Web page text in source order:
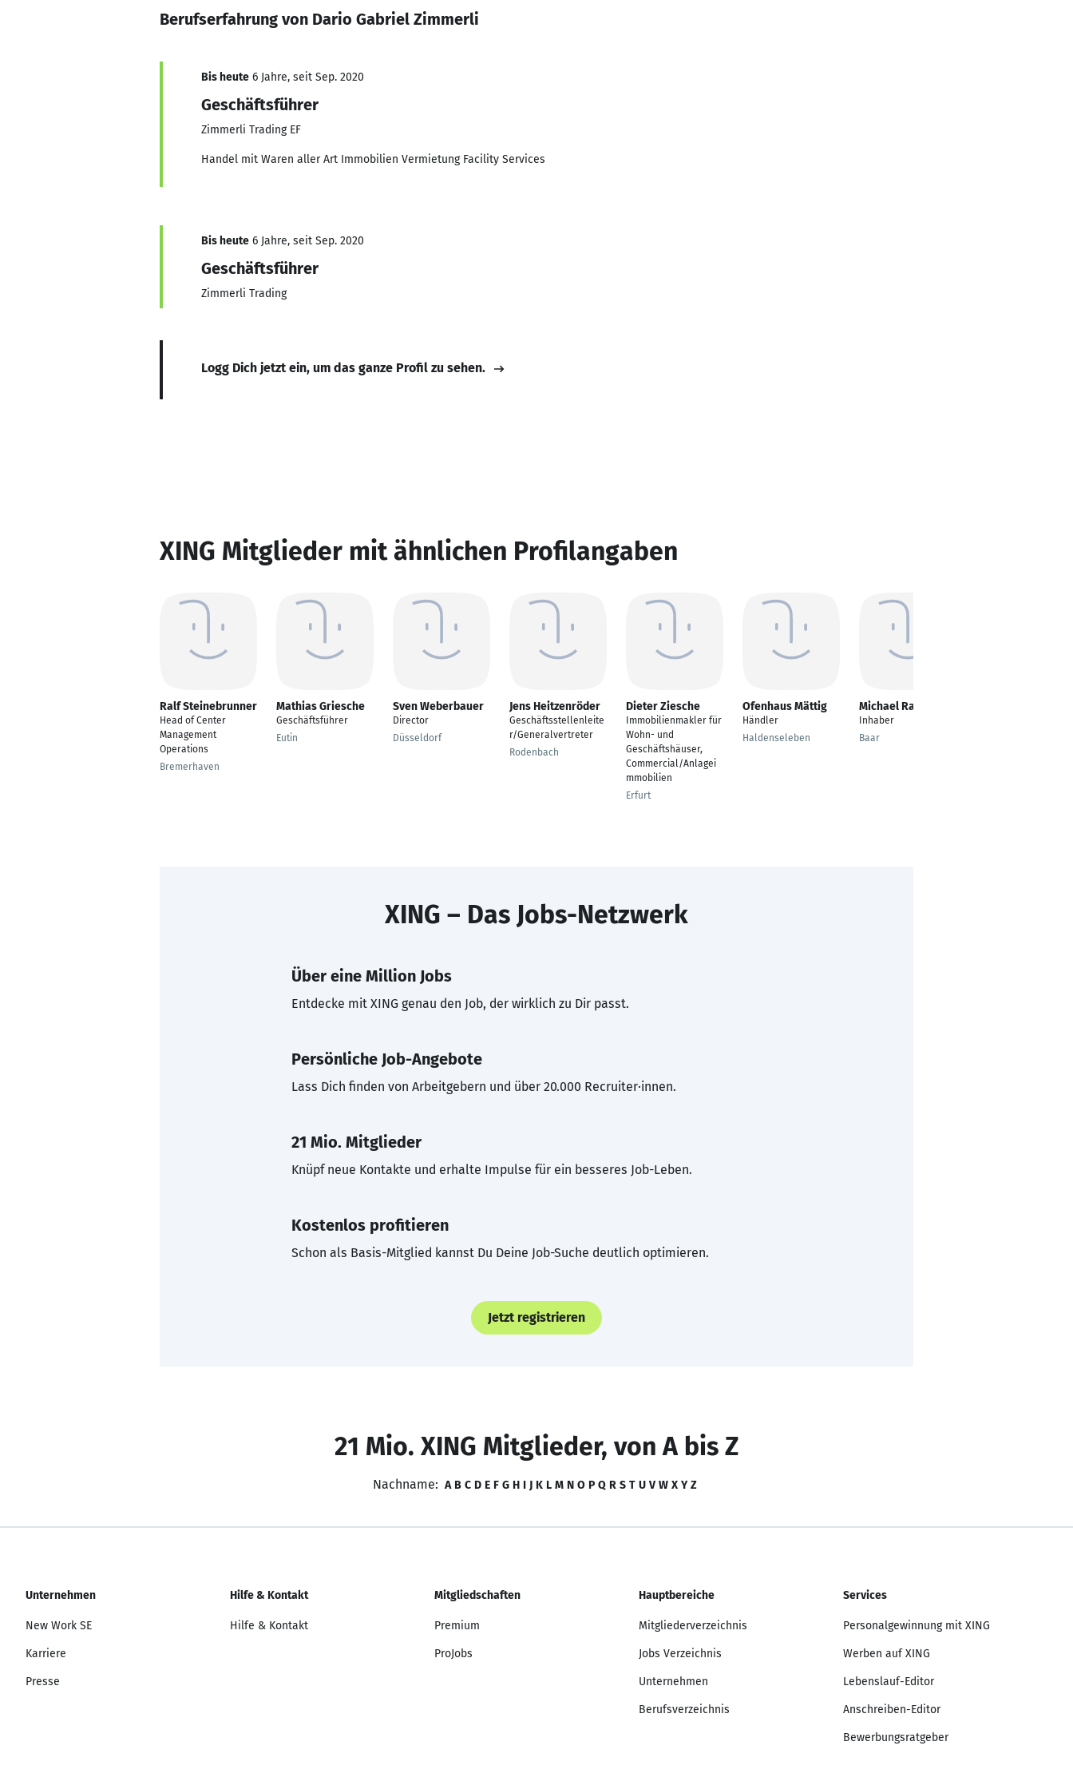
Berufserfahrung von Dario Gabriel Zimmerli
Bis heute 6 Jahre, seit Sep. 2020
Geschäftsführer
Zimmerli Trading EF
Handel mit Waren aller Art Immobilien Vermietung Facility Services
Bis heute 6 Jahre, seit Sep. 2020
Geschäftsführer
Zimmerli Trading
Logg Dich jetzt ein, um das ganze Profil zu sehen.
XING Mitglieder mit ähnlichen Profilangaben
Ralf Steinebrunner
Head of Center
Management
Operations
Bremerhaven
Mathias Griesche
Geschäftsführer
Eutin
Sven Weberbauer
Director
Düsseldorf
Jens Heitzenröder
Geschäftsstellenleite
r/Generalvertreter
Rodenbach
Dieter Ziesche
Immobilienmakler für
Wohn- und
Geschäftshäuser,
Commercial/Anlagei
mmobilien
Erfurt
Ofenhaus Mättig
Händler
Haldenseleben
Michael Radler
Inhaber
Baar
XING – Das Jobs-Netzwerk
Über eine Million Jobs
Entdecke mit XING genau den Job, der wirklich zu Dir passt.
Persönliche Job-Angebote
Lass Dich finden von Arbeitgebern und über 20.000 Recruiter·innen.
21 Mio. Mitglieder
Knüpf neue Kontakte und erhalte Impulse für ein besseres Job-Leben.
Kostenlos profitieren
Schon als Basis-Mitglied kannst Du Deine Job-Suche deutlich optimieren.
Jetzt registrieren
21 Mio. XING Mitglieder, von A bis Z
Nachname: A B C D E F G H I J K L M N O P Q R S T U V W X Y Z
Unternehmen
New Work SE
Karriere
Presse
Hilfe & Kontakt
Hilfe & Kontakt
Mitgliedschaften
Premium
ProJobs
Hauptbereiche
Mitgliederverzeichnis
Jobs Verzeichnis
Unternehmen
Berufsverzeichnis
Services
Personalgewinnung mit XING
Werben auf XING
Lebenslauf-Editor
Anschreiben-Editor
Bewerbungsratgeber